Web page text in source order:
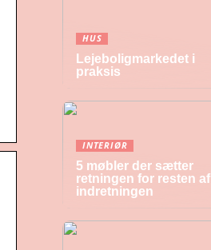
HUS
Lejeboligmarkedet i
praksis
INTERIØR
5 møbler der sætter
retningen for resten af
indretningen